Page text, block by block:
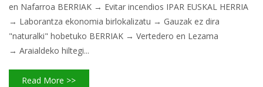
en Nafarroa BERRIAK → Evitar incendios IPAR EUSKAL HERRIA
→ Laborantza ekonomia birlokalizatu → Gauzak ez dira
"naturalki" hobetuko BERRIAK → Vertedero en Lezama
→ Araialdeko hiltegi...
Read More >>